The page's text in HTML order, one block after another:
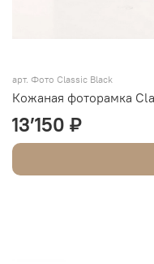
арт. Фото Classic Black
Кожаная фоторамка
13’150 ₽